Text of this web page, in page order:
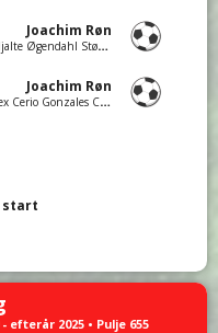
Joachim Røn
Øgendahl Støttrup
Joachim Røn
Cerio Gonzales Curtz
start
efterår 2025 • Pulje 655